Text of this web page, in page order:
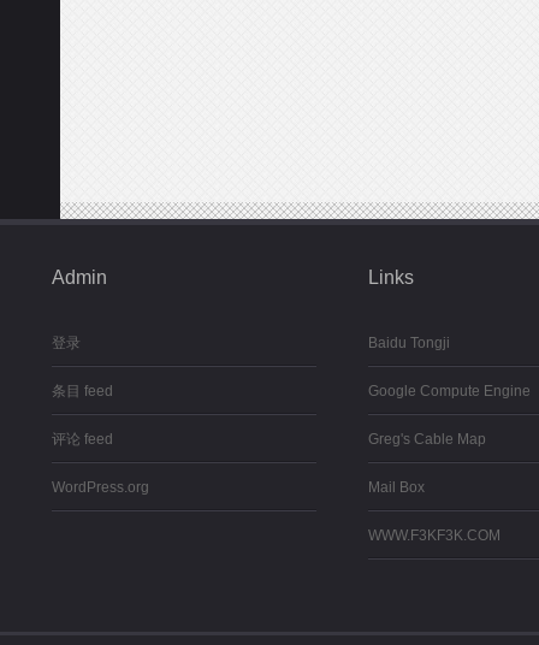
Admin
登录
条目 feed
评论 feed
WordPress.org
Links
Baidu Tongji
Google Compute Engine
Greg's Cable Map
Mail Box
WWW.F3KF3K.COM